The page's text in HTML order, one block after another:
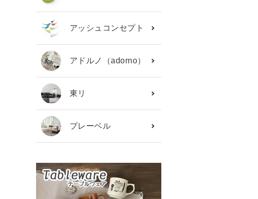
アッシュコンセプト
アドルノ（adorno）
東リ
プレーベル